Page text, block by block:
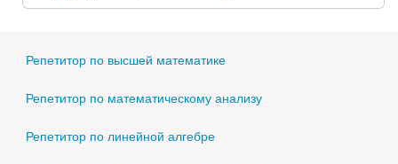
Репетитор по высшей математике
Репетитор по математическому анализу
Репетитор по линейной алгебре